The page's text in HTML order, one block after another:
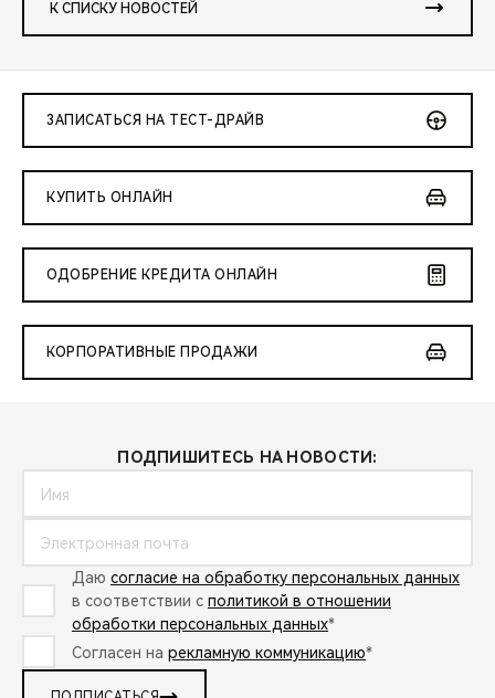
К СПИСКУ НОВОСТЕЙ
ЗАПИСАТЬСЯ НА ТЕСТ-ДРАЙВ
КУПИТЬ ОНЛАЙН
ОДОБРЕНИЕ КРЕДИТА ОНЛАЙН
КОРПОРАТИВНЫЕ ПРОДАЖИ
ПОДПИШИТЕСЬ НА НОВОСТИ:
Даю согласие на обработку персональных данных
в соответствии с политикой в отношении
обработки персональных данных*
Согласен на рекламную коммуникацию*